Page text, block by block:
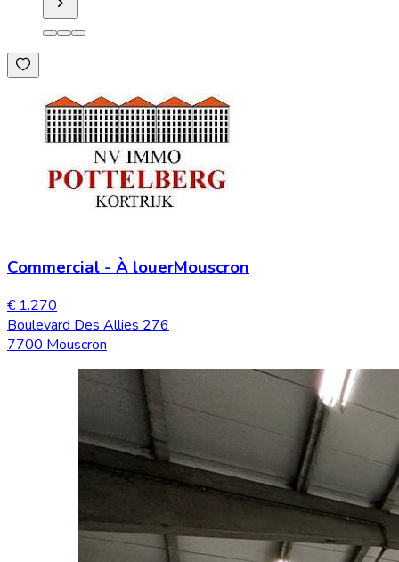
Commercial - À louerMouscron
€ 1.270
Boulevard Des Allies 276
7700 Mouscron